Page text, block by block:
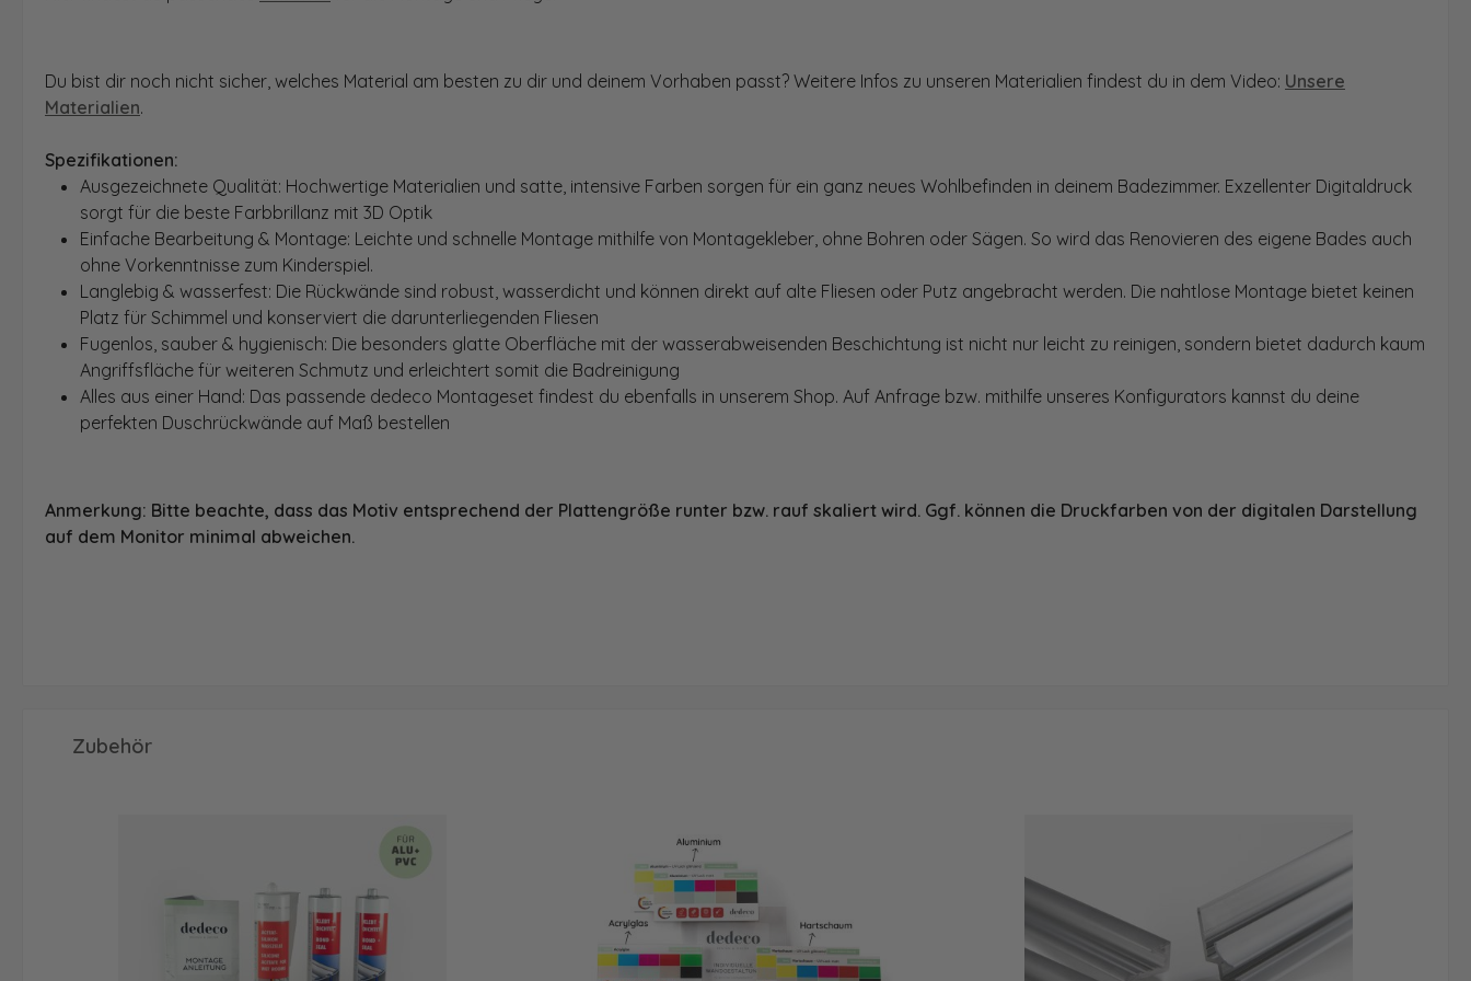
Du bist dir noch nicht sicher, welches Material am besten zu dir und deinem Vorhaben passt? Weitere Infos zu unseren Materialien findest du in dem Video: Unsere
Materialien.
Spezifikationen:
Ausgezeichnete Qualität: Hochwertige Materialien und satte, intensive Farben sorgen für ein ganz neues Wohlbefinden in deinem Badezimmer. Exzellenter Digitaldruck
sorgt für die beste Farbbrillanz mit 3D Optik
Einfache Bearbeitung & Montage: Leichte und schnelle Montage mithilfe von Montagekleber, ohne Bohren oder Sägen. So wird das Renovieren des eigene Bades auch
ohne Vorkenntnisse zum Kinderspiel.
Langlebig & wasserfest: Die Rückwände sind robust, wasserdicht und können direkt auf alte Fliesen oder Putz angebracht werden. Die nahtlose Montage bietet keinen
Platz für Schimmel und konserviert die darunterliegenden Fliesen
Fugenlos, sauber & hygienisch: Die besonders glatte Oberfläche mit der wasserabweisenden Beschichtung ist nicht nur leicht zu reinigen, sondern bietet dadurch kaum
Angriffsfläche für weiteren Schmutz und erleichtert somit die Badreinigung
Alles aus einer Hand: Das passende dedeco Montageset findest du ebenfalls in unserem Shop. Auf Anfrage bzw. mithilfe unseres Konfigurators kannst du deine
perfekten Duschrückwände auf Maß bestellen
Anmerkung: Bitte beachte, dass das Motiv entsprechend der Plattengröße runter bzw. rauf skaliert wird. Ggf. können die Druckfarben von der digitalen Darstellung
auf dem Monitor minimal abweichen.
Produktgalerie überspringen
Zubehör